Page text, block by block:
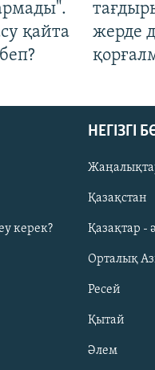
қайта
жерде
керек?
НЕГІЗГІ
Қазақстан
Қазақтар -
Орталық
Ресей
Қытай
Әлем